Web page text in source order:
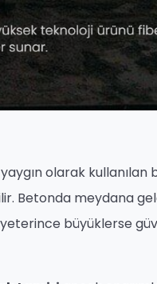
olarak kullanılan
Betonda meydana
büyüklerse